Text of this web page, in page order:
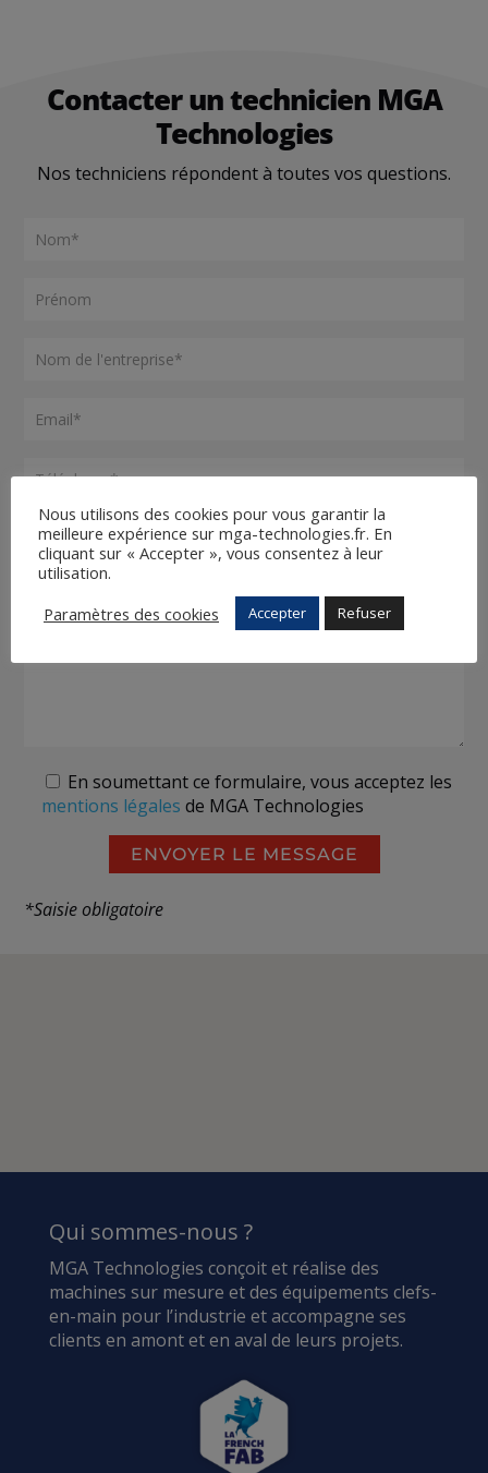
Contacter un technicien MGA
Technologies
Nos techniciens répondent à toutes vos questions.
En soumettant ce formulaire, vous acceptez les
mentions légales de MGA Technologies
*Saisie obligatoire
Qui sommes-nous ?
MGA Technologies conçoit et réalise des
machines sur mesure et des équipements clefs-
en-main pour l’industrie et accompagne ses
clients en amont et en aval de leurs projets.
Nous utilisons des cookies pour vous garantir la
meilleure expérience sur mga-technologies.fr. En
cliquant sur « Accepter », vous consentez à leur
utilisation.
Paramètres des cookies
Accepter Refuser